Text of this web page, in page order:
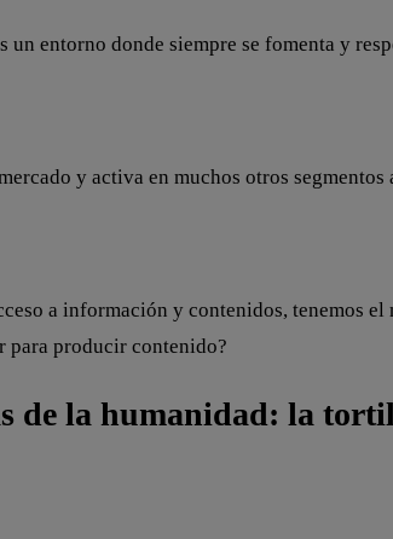
un entorno donde siempre se fomenta y
y activa en muchos otros
a información y contenidos, tenemos el
para producir contenido?
de la humanidad: la